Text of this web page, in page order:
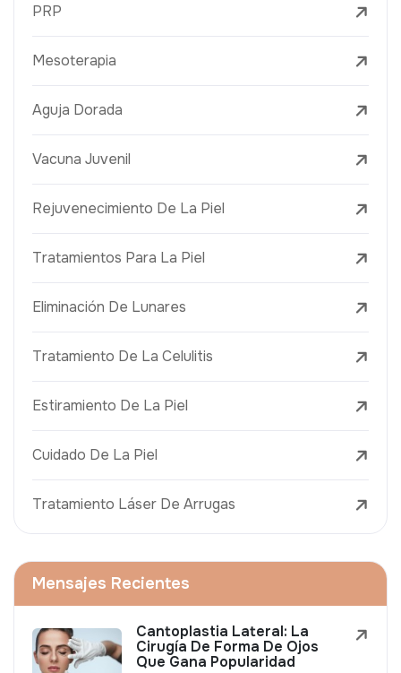
PRP
Mesoterapia
Aguja Dorada
Vacuna Juvenil
Rejuvenecimiento De La Piel
Tratamientos Para La Piel
Eliminación De Lunares
Tratamiento De La Celulitis
Estiramiento De La Piel
Cuidado De La Piel
Tratamiento Láser De Arrugas
Mensajes Recientes
Cantoplastia Lateral: La
Cirugía De Forma De Ojos
Que Gana Popularidad